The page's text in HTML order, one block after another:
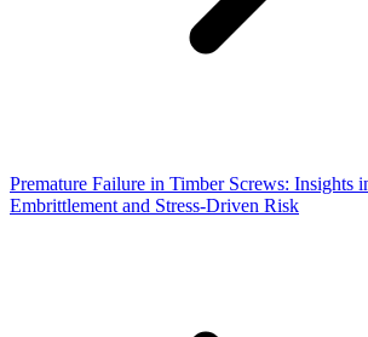
Premature Failure in Timber Screws: Insights
Embrittlement and Stress-Driven Risk